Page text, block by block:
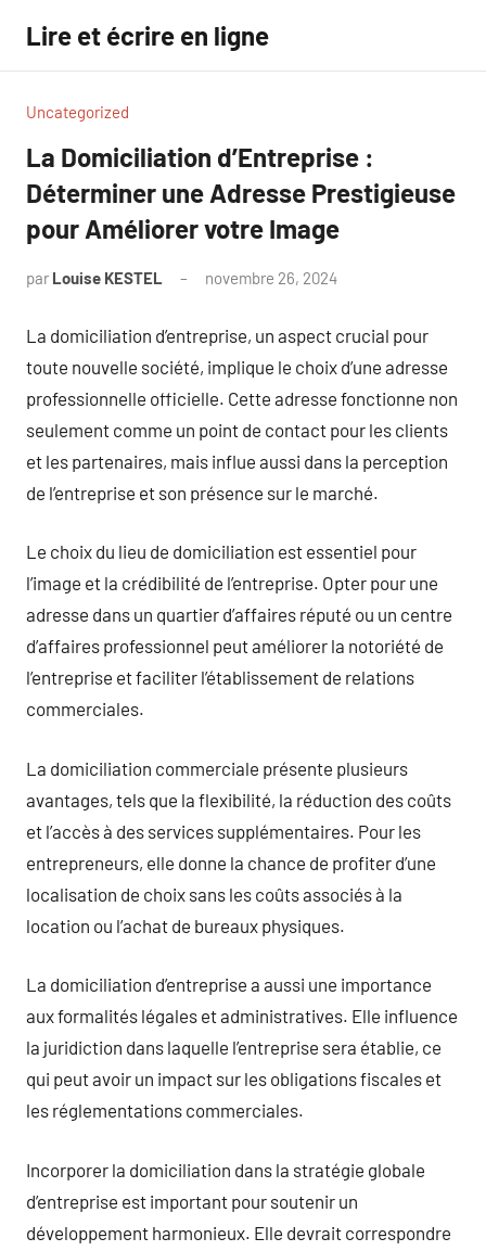
contenu
Lire et écrire en ligne
Uncategorized
La Domiciliation d’Entreprise :
Déterminer une Adresse Prestigieuse
pour Améliorer votre Image
par Louise KESTEL novembre 26, 2024
La domiciliation d’entreprise, un aspect crucial pour
toute nouvelle société, implique le choix d’une adresse
professionnelle officielle. Cette adresse fonctionne non
seulement comme un point de contact pour les clients
et les partenaires, mais influe aussi dans la perception
de l’entreprise et son présence sur le marché.
Le choix du lieu de domiciliation est essentiel pour
l’image et la crédibilité de l’entreprise. Opter pour une
adresse dans un quartier d’affaires réputé ou un centre
d’affaires professionnel peut améliorer la notoriété de
l’entreprise et faciliter l’établissement de relations
commerciales.
La domiciliation commerciale présente plusieurs
avantages, tels que la flexibilité, la réduction des coûts
et l’accès à des services supplémentaires. Pour les
entrepreneurs, elle donne la chance de profiter d’une
localisation de choix sans les coûts associés à la
location ou l’achat de bureaux physiques.
La domiciliation d’entreprise a aussi une importance
aux formalités légales et administratives. Elle influence
la juridiction dans laquelle l’entreprise sera établie, ce
qui peut avoir un impact sur les obligations fiscales et
les réglementations commerciales.
Incorporer la domiciliation dans la stratégie globale
d’entreprise est important pour soutenir un
développement harmonieux. Elle devrait correspondre